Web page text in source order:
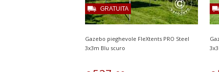
Gazebo pieghevole FleXtents PRO Steel
3x3m Blu scuro
GRATUITA